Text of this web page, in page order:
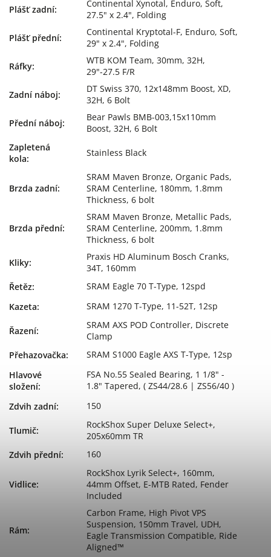
Plášť zadní:
Continental Xynotal, Enduro, Soft,
27.5" x 2.4", Folding
Plášť přední:
Continental Kryptotal-F, Enduro, Soft,
29" x 2.4", Folding
Ráfky:
WTB KOM Team, 30mm, 32H,
29"-27.5 F/R
Zadní náboj:
DT Swiss 370, 12x148mm Boost, XD,
32H, 6 Bolt
Přední náboj:
Bear Pawls BMB-003,15x110mm
Boost, 32H, 6 Bolt
Zapletená
kola:
Stainless Black
Brzda zadní:
SRAM Maven Bronze, Organic Pads,
SRAM Centerline, 180mm, 1.8mm
Thickness, 6 bolt
Brzda přední:
SRAM Maven Bronze, Metallic Pads,
SRAM Centerline, 200mm, 1.8mm
Thickness, 6 bolt
Kliky:
Praxis HD Aluminum Bosch Cranks,
34T, 160mm
Řetěz:
SRAM Eagle 70 T-Type, 12spd
Kazeta: SRAM 1270 T-Type, 11-52T, 12sp
Řazení:
SRAM AXS POD Controller, Discrete
Clamp
Přehazovačka:
SRAM S1000 Eagle AXS T-Type, 12sp
Hlavové
složení:
FSA No.55 Sealed Bearing, 1 1/8" -
1.8" Tapered, ( ZS44/28.6 | ZS56/40 )
Zdvih zadní: 150
Tlumič:
RockShox Super Deluxe Select+,
205x60mm TR
Zdvih přední: 160
Vidlice:
RockShox Lyrik Select+, 160mm,
44mm Offset, E-MTB Rated, Fender
Included
Rám:
Carbon Frame, High Pivot VPS
Suspension, 150mm Travel, UDH,
Eagle Transmission Compatible, Ride
Aligned™